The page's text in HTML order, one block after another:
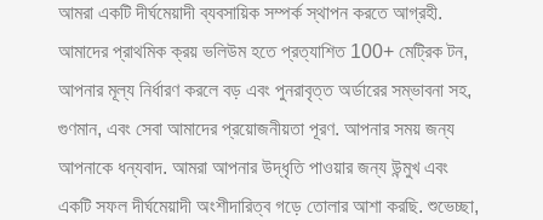
আমরা একটি দীর্ঘমেয়াদী ব্যবসায়িক সম্পর্ক স্থাপন করতে আগ্রহী.
আমাদের প্রাথমিক ক্রয় ভলিউম হতে প্রত্যাশিত 100+ মেট্রিক টন,
আপনার মূল্য নির্ধারণ করলে বড় এবং পুনরাবৃত্ত অর্ডারের সম্ভাবনা সহ,
গুণমান, এবং সেবা আমাদের প্রয়োজনীয়তা পূরণ. আপনার সময় জন্য
আপনাকে ধন্যবাদ. আমরা আপনার উদ্ধৃতি পাওয়ার জন্য উন্মুখ এবং
একটি সফল দীর্ঘমেয়াদী অংশীদারিত্ব গড়ে তোলার আশা করছি. শুভেচ্ছা,